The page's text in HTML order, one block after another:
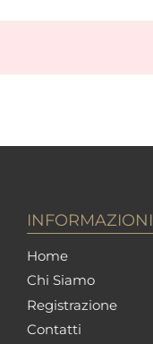
INFORMAZIONI
Home
Chi Siamo
Registrazione
Contatti